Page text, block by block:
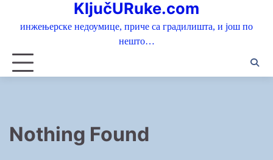
KljučURuke.com
инжењерске недоумице, приче са градилишта, и још по
нешто…
Nothing Found